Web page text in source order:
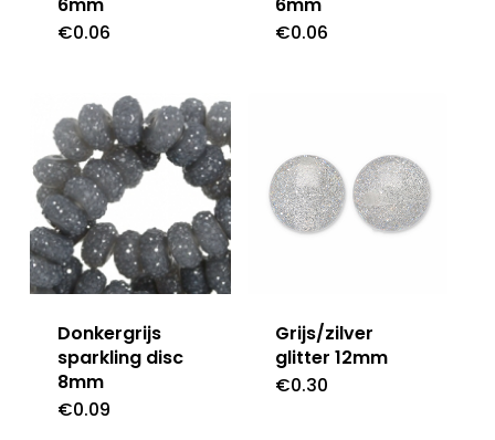
€0.06
€0.06
Donkergrijs
sparkling disc
8mm
€0.09
Grijs/zilver
glitter 12mm
€0.30